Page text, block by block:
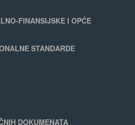
FINANSIJSKE I OPĆE
STANDARDE
DOKUMENATA